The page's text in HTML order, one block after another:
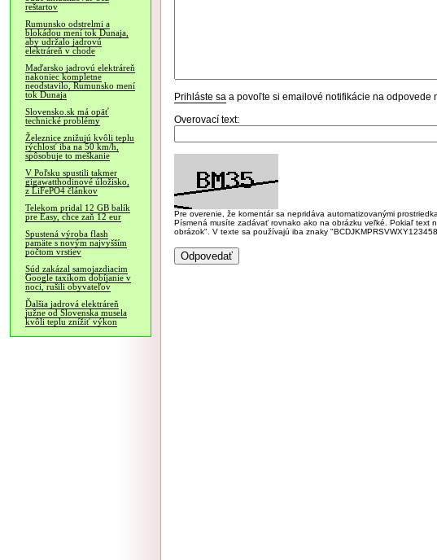
reštartov
Rumunsko odstrelmi a
blokádou mení tok Dunaja,
aby udržalo jadrovú
elektráreň v chode
Maďarsko jadrovú elektráreň
nakoniec kompletne
neodstavilo, Rumunsko mení
tok Dunaja
Slovensko.sk má opäť
technické problémy
Železnice znižujú kvôli teplu
rýchlosť iba na 50 km/h,
spôsobuje to meškanie
V Poľsku spustili takmer
gigawatthodinové úložisko,
z LiFePO4 článkov
Telekom pridal 12 GB balík
pre Easy, chce zaň 12 eur
Spustená výroba flash
pamäte s novým najvyšším
počtom vrstiev
Súd zakázal samojazdiacim
Google taxíkom dobíjanie v
noci, rušili obyvateľov
Ďalšia jadrová elektráreň
južne od Slovenska musela
kvôli teplu znížiť výkon
Prihláste sa a povoľte si emailové notifikácie na odpovede
Overovací text:
Pre overenie, že komentár sa nepridáva automatizovanými
Písmená musíte zadávať rovnako ako na obrázku veľké. Pokiaľ text
obrázok". V texte sa používajú iba znaky